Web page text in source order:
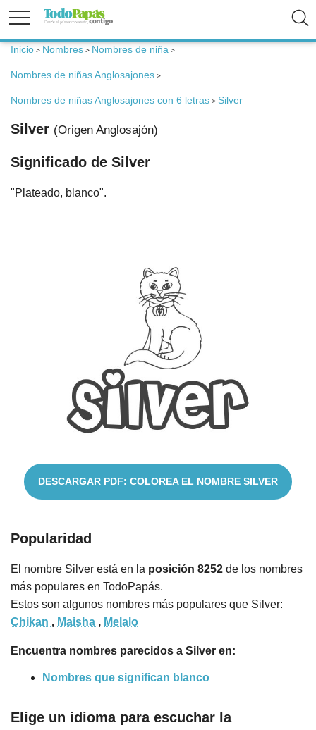
Bebé
Niños
Inicio > Nombres > Nombres de niña >
Nombres de niñas Anglosajones >
Nombres de niñas Anglosajones con 6 letras > Silver
Silver (Origen Anglosajón)
Significado de Silver
"Plateado, blanco".
DESCARGAR PDF: COLOREA EL NOMBRE SILVER
Popularidad
El nombre Silver está en la posición 8252 de los nombres
más populares en TodoPapás.
Estos son algunos nombres más populares que Silver:
Chikan , Maisha , Melalo
Encuentra nombres parecidos a Silver en:
Nombres que significan blanco
Elige un idioma para escuchar la